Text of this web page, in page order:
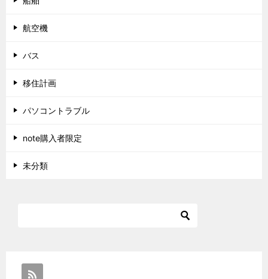
航空機
バス
移住計画
パソコントラブル
note購入者限定
未分類